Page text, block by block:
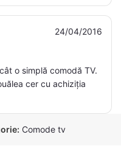
24/04/2016
o simplă comodă TV.
cer cu achiziția
Comode tv